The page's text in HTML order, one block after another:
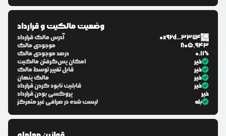
وضعیت مالکیت و قرارداد
آدرس مالک قرارداد
0x92d...3374
موجودی مالک
805,943
درصد موجودی مالک
0.11%
امکان پس‌گرفتن مالکیت
خیر
قابل تغییر توسط مالک
خیر
مالک پنهان
خیر
قابلیت نابود کردن قرارداد
خیر
پروکسی بودن قرارداد
خیر
لیست شده در صرافی غیر متمرکز
بله